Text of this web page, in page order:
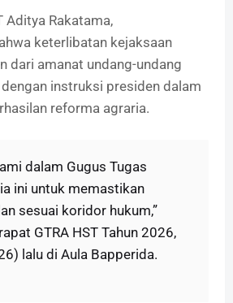
Aditya Rakatama,
keterlibatan kejaksaan
dari amanat undang-undang
instruksi presiden dalam
reforma agraria.
dalam Gugus Tugas
ini untuk memastikan
sesuai koridor hukum,”
GTRA HST Tahun 2026,
lalu di Aula Bapperida.